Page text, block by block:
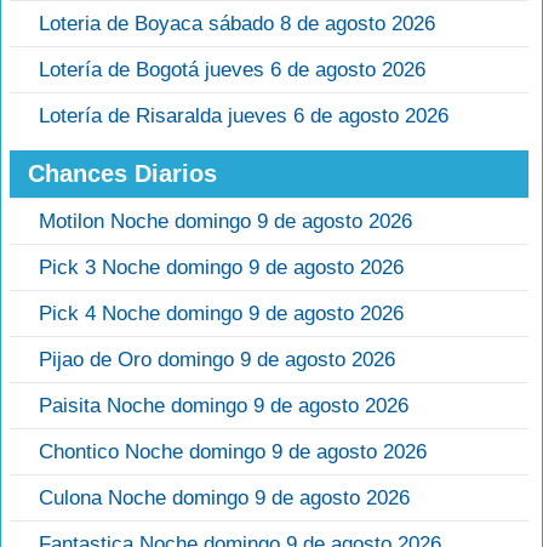
Loteria de Boyaca sábado 8 de agosto 2026
Lotería de Bogotá jueves 6 de agosto 2026
Lotería de Risaralda jueves 6 de agosto 2026
Chances Diarios
Motilon Noche domingo 9 de agosto 2026
Pick 3 Noche domingo 9 de agosto 2026
Pick 4 Noche domingo 9 de agosto 2026
Pijao de Oro domingo 9 de agosto 2026
Paisita Noche domingo 9 de agosto 2026
Chontico Noche domingo 9 de agosto 2026
Culona Noche domingo 9 de agosto 2026